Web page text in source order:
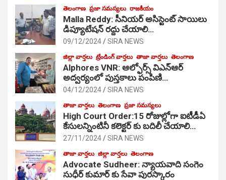
తెలంగాణ ప్రజా సమస్యలు రాజకీయం
Malla Reddy: సీనియర్ అసిస్టెంట్ సాయిలు
డిప్యూటేషన్ రద్దు చేయాలి…
09/12/2024 SIRA NEWS
జిల్లా వార్తలు ట్రేండింగ్ వార్తలు తాజా వార్తలు తెలంగాణ
Alphores VNR: ఆల్ఫోర్స్ విఎన్ఆర్
అద్వర్యంలో పుస్తకాలు పంపిణి…
04/12/2024 SIRA NEWS
తాజా వార్తలు తెలంగాణ ప్రజా సమస్యలు
High Court Order:15 రోజుల్లోగా ఐటీడీఏ
కేసులన్నింటినీ కలెక్టర్ కు బదిలీ చేయాలి…
27/11/2024 SIRA NEWS
తాజా వార్తలు జిల్లా వార్తలు తెలంగాణ
Advocate Sudheer: న్యాయవాది సంగెం
సుధీర్ కుమార్ కు సేవా పురస్కారం